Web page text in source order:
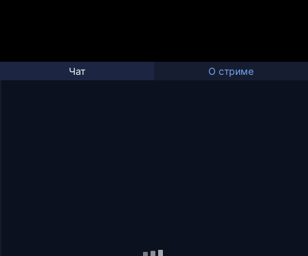
Чат О стриме